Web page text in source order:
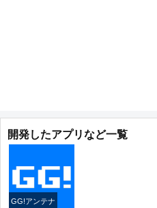
開発したアプリなど一覧
GG!アンテナ